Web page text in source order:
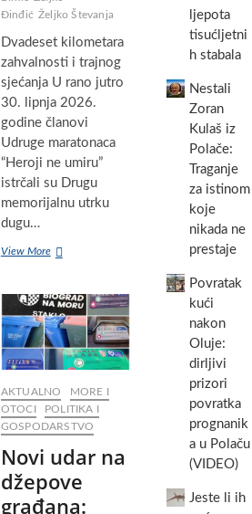
Đinđić Željko Števanja
Dvadeset kilometara
zahvalnosti i trajnog
sjećanja U rano jutro
30. lipnja 2026.
godine članovi
Udruge maratonaca
“Heroji ne umiru”
istrčali su Drugu
memorijalnu utrku
dugu…
View MoreDruga
u
čast
hrvatskim
braniteljima
žrtvama
biogradskog
kraja
AKTUALNO
MORE I
OTOCI
POLITIKA I
GOSPODARSTVO
Novi udar na
džepove
građana:
ljepota
tisućljetni
h stabala
Nestali
Zoran
Kulaš iz
Polače:
Traganje
za istinom
koje
nikada ne
prestaje
Povratak
kući
nakon
Oluje:
dirljivi
prizori
povratka
prognanik
a u Polaču
(VIDEO)
Jeste li ih